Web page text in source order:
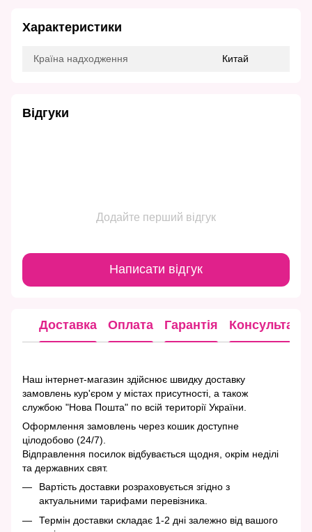
Характеристики
Країна надходження Китай
Відгуки
Додайте перший відгук
Написати відгук
Доставка Оплата Гарантія Консультація
Наш інтернет-магазин здійснює швидку доставку
замовлень кур'єром у містах присутності, а також
службою "Нова Пошта" по всій території України.
Оформлення замовлень через кошик доступне
цілодобово (24/7).
Відправлення посилок відбувається щодня, окрім неділі
та державних свят.
Вартість доставки розраховується згідно з
актуальними тарифами перевізника.
Термін доставки складає 1-2 дні залежно від вашого